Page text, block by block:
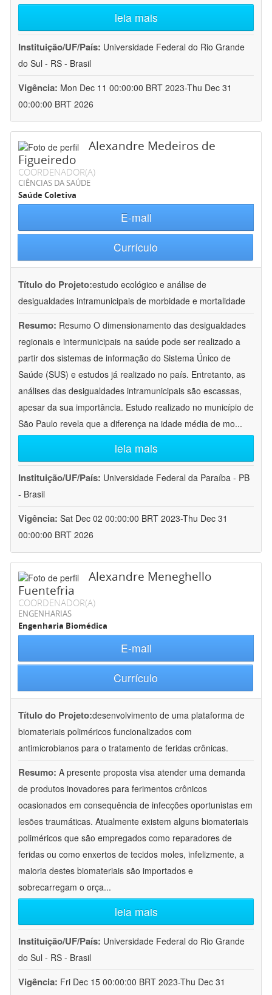
leia mais
Instituição/UF/País: Universidade Federal do Rio Grande
do Sul - RS - Brasil
Vigência: Mon Dec 11 00:00:00 BRT 2023-Thu Dec 31
00:00:00 BRT 2026
Alexandre Medeiros de
Figueiredo
COORDENADOR(A)
CIÊNCIAS DA SAÚDE
Saúde Coletiva
E-mail
Currículo
Título do Projeto:estudo ecológico e análise de
desigualdades intramunicipais de morbidade e mortalidade
Resumo: Resumo O dimensionamento das desigualdades
regionais e intermunicipais na saúde pode ser realizado a
partir dos sistemas de informação do Sistema Único de
Saúde (SUS) e estudos já realizado no país. Entretanto, as
análises das desigualdades intramunicipais são escassas,
apesar da sua importância. Estudo realizado no município de
São Paulo revela que a diferença na idade média de mo...
leia mais
Instituição/UF/País: Universidade Federal da Paraíba - PB
- Brasil
Vigência: Sat Dec 02 00:00:00 BRT 2023-Thu Dec 31
00:00:00 BRT 2026
Alexandre Meneghello
Fuentefria
COORDENADOR(A)
ENGENHARIAS
Engenharia Biomédica
E-mail
Currículo
Título do Projeto:desenvolvimento de uma plataforma de
biomateriais poliméricos funcionalizados com
antimicrobianos para o tratamento de feridas crônicas.
Resumo: A presente proposta visa atender uma demanda
de produtos inovadores para ferimentos crônicos
ocasionados em consequência de infecções oportunistas em
lesões traumáticas. Atualmente existem alguns biomateriais
poliméricos que são empregados como reparadores de
feridas ou como enxertos de tecidos moles, infelizmente, a
maioria destes biomateriais são importados e
sobrecarregam o orça...
leia mais
Instituição/UF/País: Universidade Federal do Rio Grande
do Sul - RS - Brasil
Vigência: Fri Dec 15 00:00:00 BRT 2023-Thu Dec 31